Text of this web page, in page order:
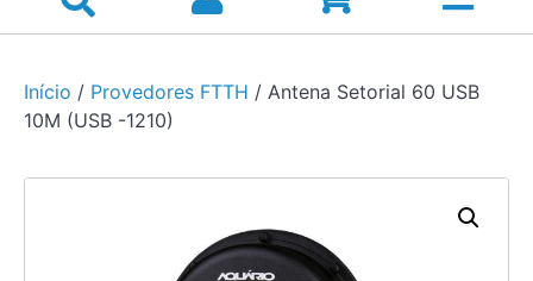
Início / Provedores FTTH / Antena Setorial 60 USB
10M (USB -1210)